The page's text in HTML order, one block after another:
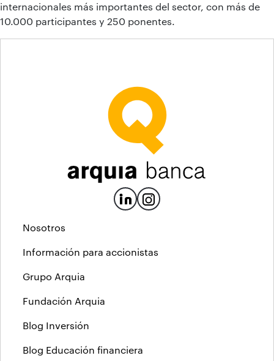
internacionales más importantes del sector, con más de
10.000 participantes y 250 ponentes.
Nosotros
Información para accionistas
Grupo Arquia
Fundación Arquia
Blog Inversión
Blog Educación financiera